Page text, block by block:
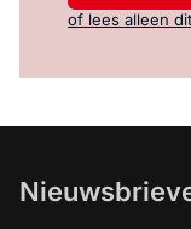
of lees alleen